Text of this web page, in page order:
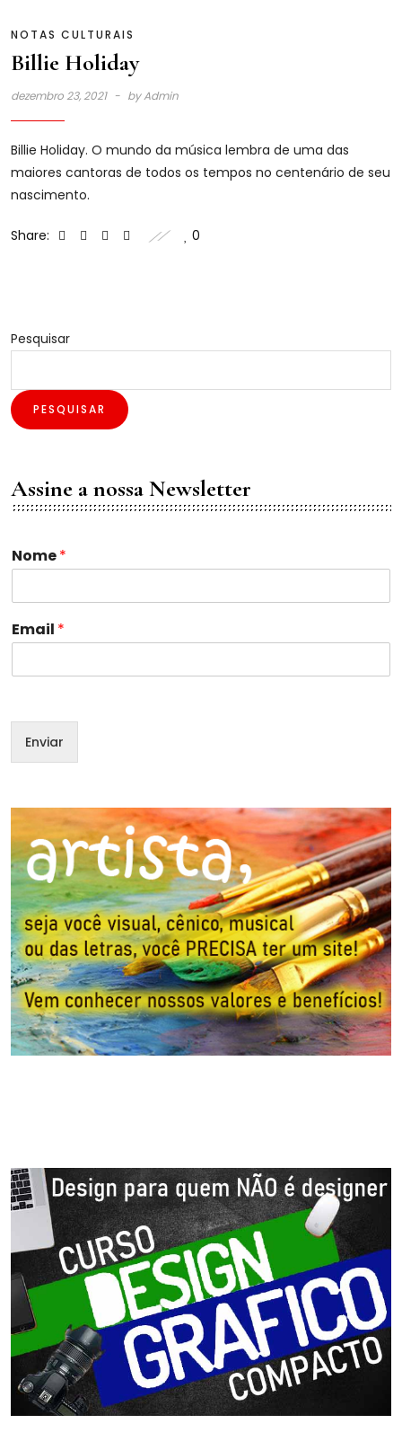
NOTAS CULTURAIS
Billie Holiday
dezembro 23, 2021 byAdmin
Billie Holiday. O mundo da música lembra de uma das
maiores cantoras de todos os tempos no centenário de seu
nascimento.
Share: 0
Pesquisar
PESQUISAR
Assine a nossa Newsletter
Nome*
N
o
e
Email *
Enviar